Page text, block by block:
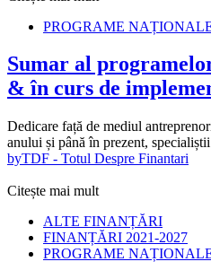
PROGRAME
Sumar al
& în curs de
Dedicare față de mediul
anului și până în prezent,
byTDF - Totul Despre Finantari
Citește mai mult
ALTE FINANȚĂRI
FINANȚĂRI 2021-2027
PROGRAME